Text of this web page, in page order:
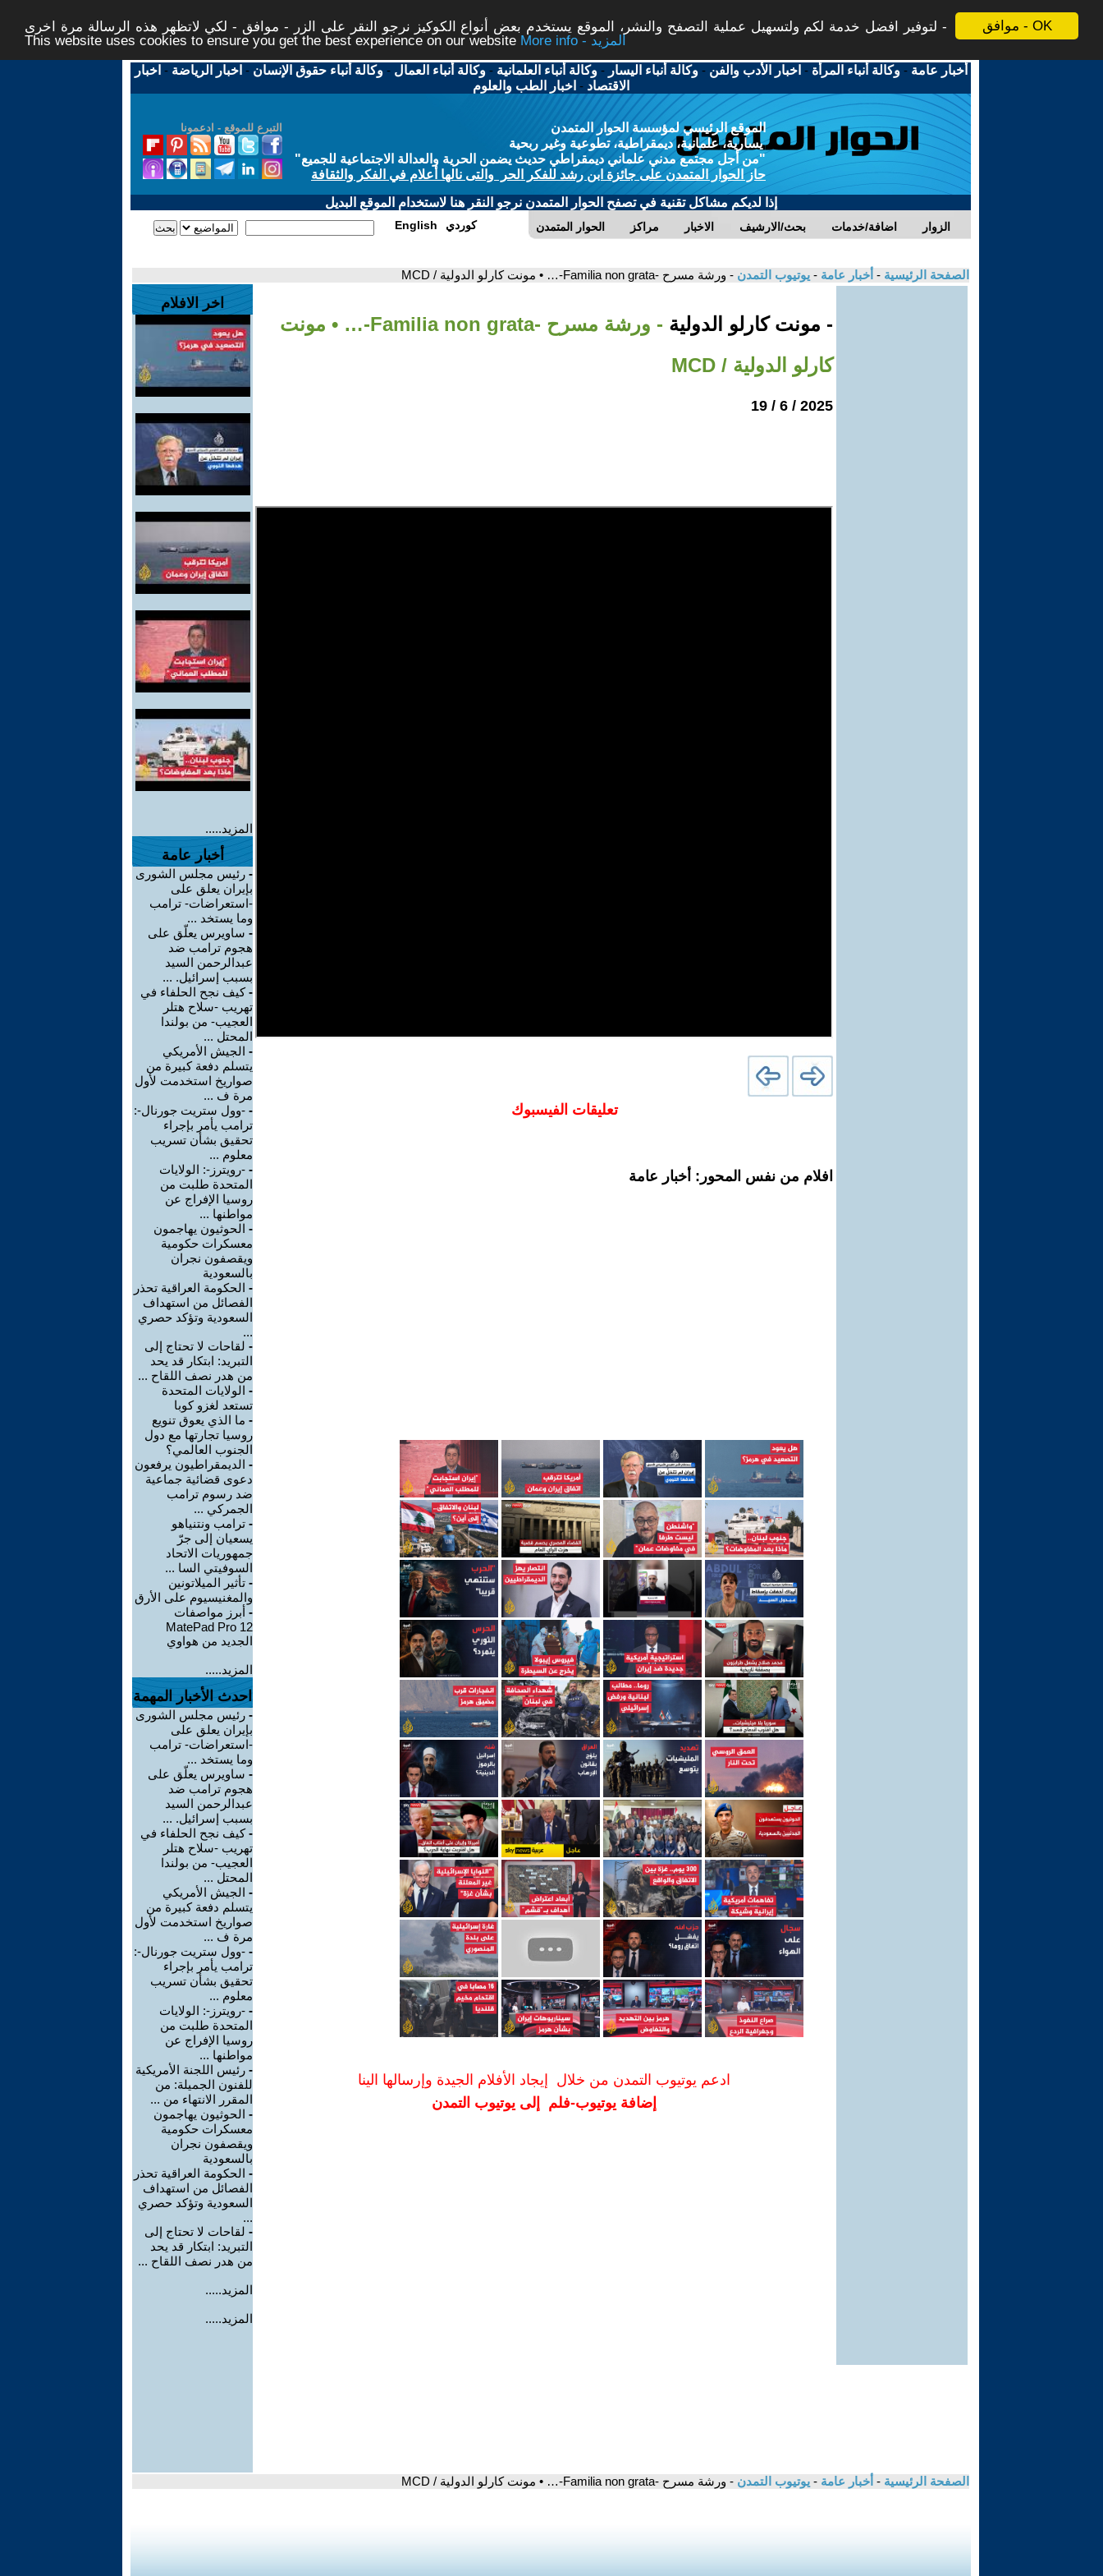
موافق - OK
لتوفير افضل خدمة لكم ولتسهيل عملية التصفح والنشر، الموقع يستخدم بعض أنواع الكوكيز نرجو النقر على الزر - موافق - لكي لاتظهر هذه الرسالة مرة اخرى -
This website uses cookies to ensure you get the best experience on our website
More info - المزيد
أخبار عامة -وكالة أنباء المرأة - اخبار الأدب والفن -وكالة أنباء اليسار -وكالة أنباء العلمانية -وكالة أنباء العمال -وكالة أنباء حقوق الإنسان - اخبار الرياضة - اخبار
الاقتصاد - اخبار الطب والعلوم
التبرع للموقع - ادعمونا
الموقع الرئيسي لمؤسسة الحوار المتمدن
يسارية، علمانية، ديمقراطية، تطوعية وغير ربحية
"من أجل مجتمع مدني علماني ديمقراطي حديث يضمن الحرية والعدالة الاجتماعية للجميع"
حاز الحوار المتمدن على جائزة ابن رشد للفكر الحر والتى نالها أعلام في الفكر والثقافة
إذا لديكم مشاكل تقنية في تصفح الحوار المتمدن نرجو النقر هنا لاستخدام الموقع البديل
الحوار المتمدن مراكز الاخبار بحث/الارشيف اضافة/خدمات الزوار English كوردي
الصفحة الرئيسية - أخبار عامة - يوتيوب التمدن - ورشة مسرح -Familia non grata-… • مونت كارلو الدولية / MCD
- مونت كارلو الدولية
- ورشة مسرح -Familia non grata-… • مونت
كارلو الدولية / MCD
2025 / 6 / 19
تعليقات الفيسبوك
افلام من نفس المحور: أخبار عامة
ادعم يوتيوب التمدن من خلال إيجاد الأفلام الجيدة وإرسالها الينا
إضافة يوتيوب-فلم إلى يوتيوب التمدن
اخر الافلام
المزيد.....
أخبار عامة
- رئيس مجلس الشورى
بإيران يعلق على
-استعراضات- ترامب
وما يستخد ...
- ساويرس يعلّق على
هجوم ترامب ضد
عبدالرحمن السيد
بسبب إسرائيل. ...
-كيف نجح الحلفاء في
تهريب -سلاح هتلر
العجيب- من بولندا
المحتل ...
- الجيش الأمريكي
يتسلم دفعة كبيرة من
صواريخ استخدمت لأول
مرة ف ...
- -وول ستريت جورنال-:
ترامب يأمر بإجراء
تحقيق بشأن تسريب
معلوم ...
- -رويترز-: الولايات
المتحدة طلبت من
روسيا الإفراج عن
مواطنها ...
- الحوثيون يهاجمون
معسكرات حكومية
ويقصفون نجران
بالسعودية
- الحكومة العراقية تحذر
الفصائل من استهداف
السعودية وتؤكد حصري
...
- لقاحات لا تحتاج إلى
التبريد: ابتكار قد يحد
من هدر نصف اللقاح ...
- الولايات المتحدة
تستعد لغزو كوبا
- ما الذي يعوق تنويع
روسيا تجارتها مع دول
الجنوب العالمي؟
- الديمقراطيون يرفعون
دعوى قضائية جماعية
ضد رسوم ترامب
الجمركي ...
- ترامب ونتنياهو
يسعيان إلى جرّ
جمهوريات الاتحاد
السوفيتي السا ...
- تأثير الميلاتونين
والمغنيسيوم على الأرق
- أبرز مواصفات
MatePad Pro 12
الجديد من هواوي
المزيد.....
احدث الأخبار المهمة
- رئيس مجلس الشورى
بإيران يعلق على
-استعراضات- ترامب
وما يستخد ...
- ساويرس يعلّق على
هجوم ترامب ضد
عبدالرحمن السيد
بسبب إسرائيل. ...
-كيف نجح الحلفاء في
تهريب -سلاح هتلر
العجيب- من بولندا
المحتل ...
- الجيش الأمريكي
يتسلم دفعة كبيرة من
صواريخ استخدمت لأول
مرة ف ...
- -وول ستريت جورنال-:
ترامب يأمر بإجراء
تحقيق بشأن تسريب
معلوم ...
- -رويترز-: الولايات
المتحدة طلبت من
روسيا الإفراج عن
مواطنها ...
- رئيس اللجنة الأمريكية
للفنون الجميلة: من
المقرر الانتهاء من ...
- الحوثيون يهاجمون
معسكرات حكومية
ويقصفون نجران
بالسعودية
- الحكومة العراقية تحذر
الفصائل من استهداف
السعودية وتؤكد حصري
...
- لقاحات لا تحتاج إلى
التبريد: ابتكار قد يحد
من هدر نصف اللقاح ...
المزيد.....
المزيد.....
الصفحة الرئيسية - أخبار عامة - يوتيوب التمدن - ورشة مسرح -Familia non grata-… • مونت كارلو الدولية / MCD